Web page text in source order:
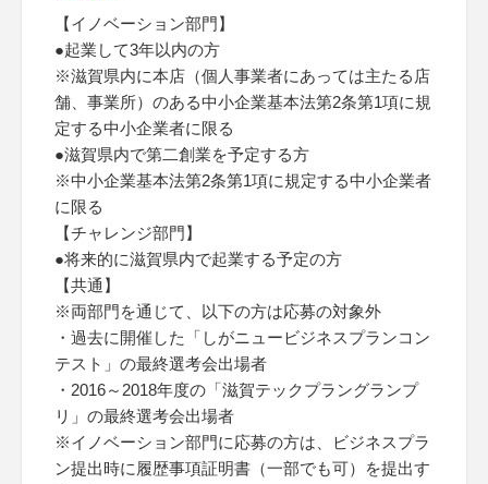
【イノベーション部門】
●起業して3年以内の方
※滋賀県内に本店（個人事業者にあっては主たる店
舗、事業所）のある中小企業基本法第2条第1項に規
定する中小企業者に限る
●滋賀県内で第二創業を予定する方
※中小企業基本法第2条第1項に規定する中小企業者
に限る
【チャレンジ部門】
●将来的に滋賀県内で起業する予定の方
【共通】
※両部門を通じて、以下の方は応募の対象外
・過去に開催した「しがニュービジネスプランコン
テスト」の最終選考会出場者
・2016～2018年度の「滋賀テックプラングランプ
リ」の最終選考会出場者
※イノベーション部門に応募の方は、ビジネスプラ
ン提出時に履歴事項証明書（一部でも可）を提出す